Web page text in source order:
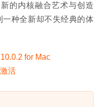
的内核融合艺术与创造
种全新却不失经典的体